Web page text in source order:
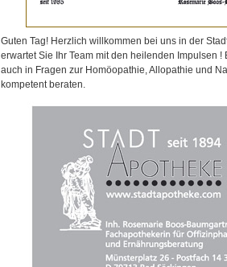
Guten Tag! Herzlich willkommen bei uns in der
erwartet Sie Ihr Team mit den heilenden Impulsen !
auch in Fragen zur Homöopathie, Allopathie und
kompetent beraten.